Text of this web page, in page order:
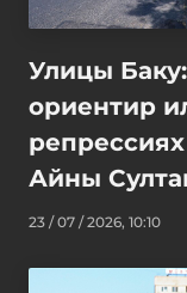
Улицы
ориентир
Айны
23 / 07 / 2026, 10:10